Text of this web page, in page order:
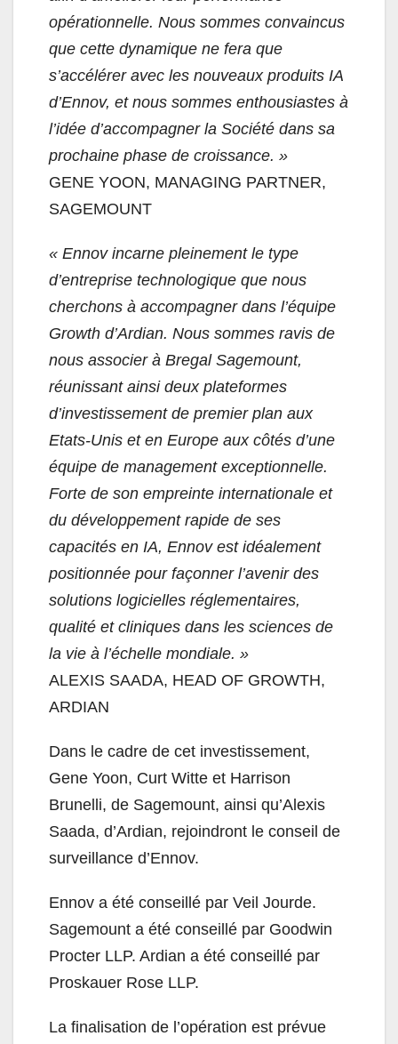
opérationnelle. Nous sommes convaincus
que cette dynamique ne fera que
s’accélérer avec les nouveaux produits IA
d’Ennov, et nous sommes enthousiastes à
l’idée d’accompagner la Société dans sa
prochaine phase de croissance. »
GENE YOON, MANAGING PARTNER,
SAGEMOUNT
« Ennov incarne pleinement le type
d’entreprise technologique que nous
cherchons à accompagner dans l’équipe
Growth d’Ardian. Nous sommes ravis de
nous associer à Bregal Sagemount,
réunissant ainsi deux plateformes
d’investissement de premier plan aux
Etats-Unis et en Europe aux côtés d’une
équipe de management exceptionnelle.
Forte de son empreinte internationale et
du développement rapide de ses
capacités en IA, Ennov est idéalement
positionnée pour façonner l’avenir des
solutions logicielles réglementaires,
qualité et cliniques dans les sciences de
la vie à l’échelle mondiale. »
ALEXIS SAADA, HEAD OF GROWTH,
ARDIAN
Dans le cadre de cet investissement,
Gene Yoon, Curt Witte et Harrison
Brunelli, de Sagemount, ainsi qu’Alexis
Saada, d’Ardian, rejoindront le conseil de
surveillance d’Ennov.
Ennov a été conseillé par Veil Jourde.
Sagemount a été conseillé par Goodwin
Procter LLP. Ardian a été conseillé par
Proskauer Rose LLP.
La finalisation de l’opération est prévue